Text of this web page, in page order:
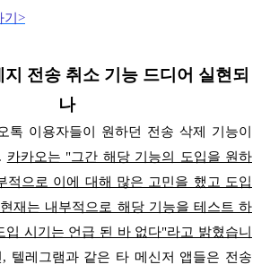
기>
전송 취소 기능 드디어 실현되
나
톡 이용자들이 원하던 전송 삭제 기능이
카카오는 "그간 해당 기능의 도입을 원하
적으로 이에 대해 많은 고민을 했고 도입
재는 내부적으로 해당 기능을 테스트 하
입 시기는 언급 된 바 없다"라고 밝혔습니
텔레그램과 같은 타 메신저 앱들은 전송